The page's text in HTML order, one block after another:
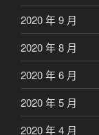
2020 年 9 月
2020 年 8 月
2020 年 6 月
2020 年 5 月
2020 年 4 月